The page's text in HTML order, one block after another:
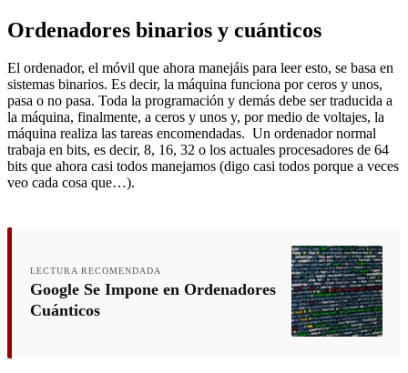
Ordenadores binarios y cuánticos
El ordenador, el móvil que ahora manejáis para leer esto, se basa en
sistemas binarios. Es decir, la máquina funciona por ceros y unos,
pasa o no pasa. Toda la programación y demás debe ser traducida a
la máquina, finalmente, a ceros y unos y, por medio de voltajes, la
máquina realiza las tareas encomendadas. Un ordenador normal
trabaja en bits, es decir, 8, 16, 32 o los actuales procesadores de 64
bits que ahora casi todos manejamos (digo casi todos porque a veces
veo cada cosa que…).
LECTURA RECOMENDADA
Google Se Impone en Ordenadores
Cuánticos